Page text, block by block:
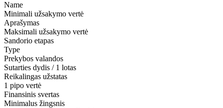
Name
Minimali užsakymo vertė
Aprašymas
Maksimali užsakymo vertė
Sandorio etapas
Type
Prekybos valandos
Sutarties dydis / 1 lotas
Reikalingas užstatas
1 pipo vertė
Finansinis svertas
Minimalus žingsnis